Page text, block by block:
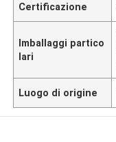
Certificazione
Imballaggi partico
lari
Luogo di origine